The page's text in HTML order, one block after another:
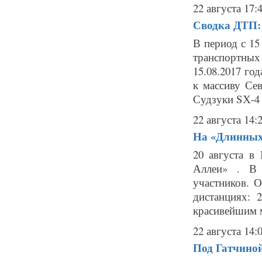
22 августа
Сводка ДТП:
В период с 15
15.08.2017
к массиву
Судзуки SХ-4
22 августа
На
20 августа
Аллеи» . В
участников.
красивейшим
22 августа
Под